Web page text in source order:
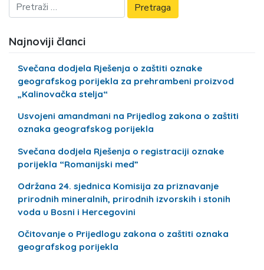
Najnoviji članci
Svečana dodjela Rješenja o zaštiti oznake
geografskog porijekla za prehrambeni proizvod
„Kalinovačka stelja“
Usvojeni amandmani na Prijedlog zakona o zaštiti
oznaka geografskog porijekla
Svečana dodjela Rješenja o registraciji oznake
porijekla “Romanijski med”
Održana 24. sjednica Komisija za priznavanje
prirodnih mineralnih, prirodnih izvorskih i stonih
voda u Bosni i Hercegovini
Očitovanje o Prijedlogu zakona o zaštiti oznaka
geografskog porijekla